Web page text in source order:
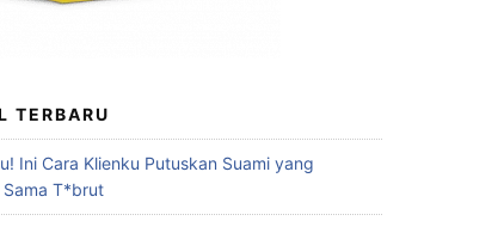
TERBARU
Ini Cara Klienku Putuskan Suami yang
Sama T*brut